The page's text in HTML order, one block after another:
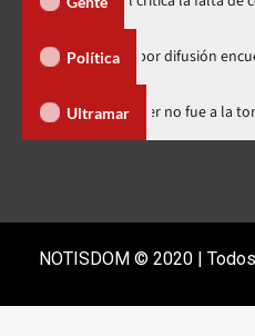
Política
Media por difusión encuestas
Ultramar Luis Abinader
NOTISDOM © 2020 |